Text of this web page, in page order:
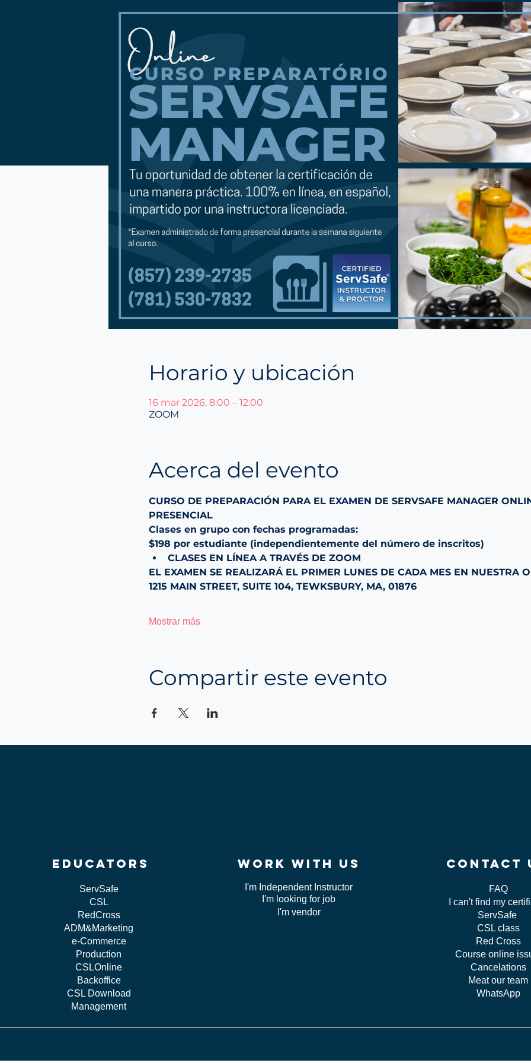
Horario y ubicación
16 mar 2026, 8:00 – 12:00
ZOOM
Acerca del evento
CURSO DE PREPARACIÓN PARA EL EXAMEN DE SERVSAFE MANAGER
PRESENCIAL
Clases en grupo con fechas programadas:
$198 por estudiante (independientemente del número de inscritos)
CLASES EN LÍNEA A TRAVÉS DE ZOOM
EL EXAMEN SE REALIZARÁ EL PRIMER LUNES DE CADA MES EN NUESTRA
1215 MAIN STREET, SUITE 104, TEWKSBURY, MA, 01876
Mostrar más
Compartir este evento
educators
ServSafe
CSL
RedCross
ADM&Marketing
e-Commerce
Production
CSLOnline
Backoffice
CSL Download
Management
work WITH US
I'm Independent Instructor
I'm looking for job
I'm vendor
contact
FAQ
I can't find my
ServSafe
CSL class
Red Cross
Course online
Cancelations
Meat our team
WhatsApp